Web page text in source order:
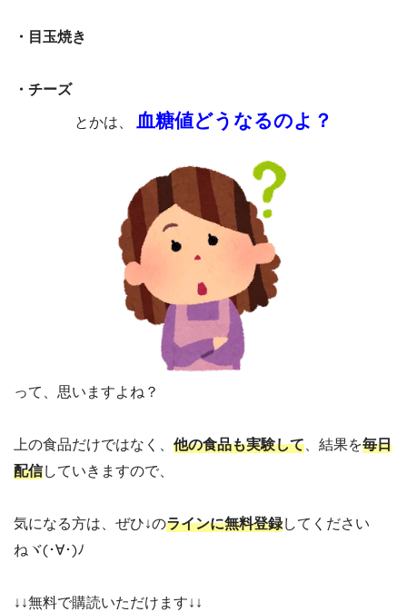
・目玉焼き
・チーズ
とかは、
血糖値どうなるのよ？
って、思いますよね？
上の食品だけではなく、 他の食品も実験して 、結果を毎日
配信していきますので、
気になる方は、ぜひ↓のラインに無料登録してください
ねヾ(･∀･)ﾉ
↓↓無料で購読いただけます↓↓